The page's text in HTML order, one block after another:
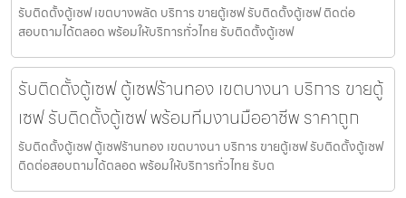
รับติดตั้งตู้เซฟ เขตบางพลัด บริการ ขายตู้เซฟ รับติดตั้งตู้เซฟ ติดต่อ
สอบถามได้ตลอด พร้อมให้บริการทั่วไทย รับติดตั้งตู้เซฟ
รับติดตั้งตู้เซฟ ตู้เซฟร้านทอง เขตบางนา บริการ ขายตู้
เซฟ รับติดตั้งตู้เซฟ พร้อมทีมงานมืออาชีพ ราคาถูก
รับติดตั้งตู้เซฟ ตู้เซฟร้านทอง เขตบางนา บริการ ขายตู้เซฟ รับติดตั้งตู้เซฟ
ติดต่อสอบถามได้ตลอด พร้อมให้บริการทั่วไทย รับต